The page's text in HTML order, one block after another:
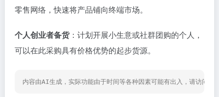
零售网络，快速将产品铺向终端市场。
个人创业者备货：计划开展小生意或社群团购的个人，
可以在此采购具有价格优势的起步货源。
内容由AI生成，实际功能由于时间等各种因素可能有出入，请访问网